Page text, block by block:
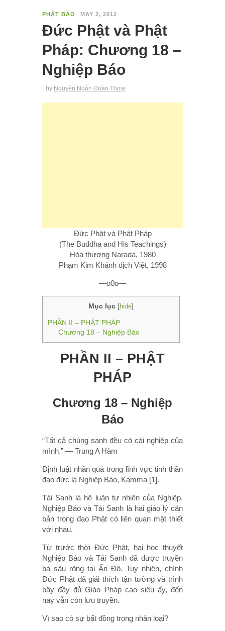
PHẬT BẢO MAY 2, 2012
Đức Phật và Phật
Pháp: Chương 18 –
Nghiệp Báo
by Nguyên Ngôn Đoàn Thoại
Đức Phật và Phật Pháp
(The Buddha and His Teachings)
Hòa thượng Narada, 1980
Phạm Kim Khánh dịch Việt, 1998
—o0o—
Mục lục [hide]
PHẦN II – PHẬT PHÁP
Chương 18 – Nghiệp Báo
PHẦN II – PHẬT
PHÁP
Chương 18 – Nghiệp
Báo
“Tất cả chúng sanh đều có cái nghiệp của
mình.” — Trung A Hàm
Định luật nhân quả trong lĩnh vực tinh thần
đạo đức là Nghiệp Báo, Kamma [1].
Tái Sanh là hệ luận tự nhiên của Nghiệp.
Nghiệp Báo và Tái Sanh là hai giáo lý căn
bản trong đạo Phật có liên quan mật thiết
với nhau.
Từ trước thời Đức Phật, hai học thuyết
Nghiệp Báo và Tái Sanh đã được truyền
bá sâu rộng tại Ấn Độ. Tuy nhiên, chính
Đức Phật đã giải thích tận tường và trình
bầy đầy đủ Giáo Pháp cao siêu ấy, đến
nay vẫn còn lưu truyền.
Vì sao có sự bất đồng trong nhân loại?